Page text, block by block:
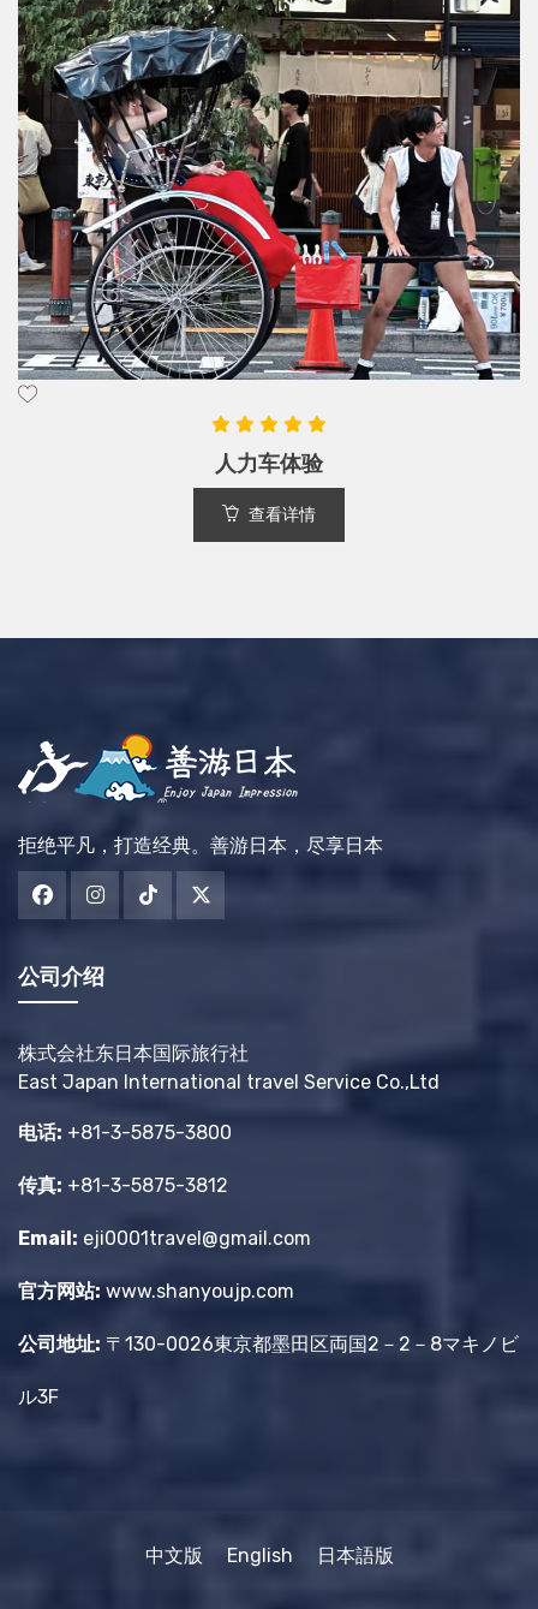
直升飞机观光体验
查看详情
拒绝平凡，打造经典。善游日本，尽享日本
公司介绍
株式会社东日本国际旅行社
East Japan International travel Service Co.,Ltd
电话: +81-3-5875-3800
传真: +81-3-5875-3812
Email: eji0001travel@gmail.com
官方网站: www.shanyoujp.com
公司地址: 〒130-0026東京都墨田区両国2－2－8マキノビ
ル3F
中文版 English 日本語版